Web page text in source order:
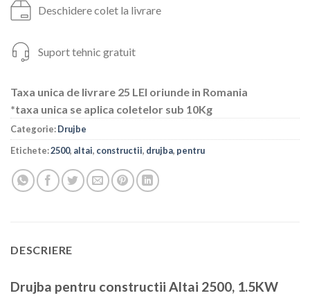
Deschidere colet la livrare
Suport tehnic gratuit
Taxa unica de livrare 25 LEI oriunde in Romania
*taxa unica se aplica coletelor sub 10Kg
Categorie:Drujbe
Etichete:2500, altai, constructii, drujba, pentru
DESCRIERE
Drujba pentru constructii Altai 2500, 1.5KW